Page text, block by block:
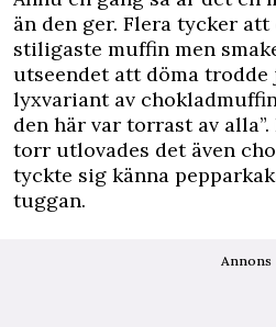
än den ger. Flera tycker
stiligaste muffin men
utseendet att döma trodde
lyxvariant av
den här var torrast av
torr utlovades det även
tyckte sig känna
tuggan.
Annons